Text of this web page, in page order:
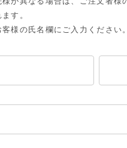
す。
様の氏名欄にご入力ください。